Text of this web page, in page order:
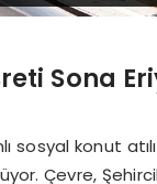
Sona
sosyal konut
Çevre,